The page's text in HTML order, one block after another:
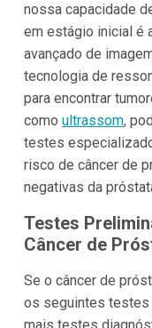
nossa capacidade
em estágio inicial é
avançado de
tecnologia de
para encontrar
como ultrassom,
testes
risco de câncer de
negativas da
Testes
Câncer de
Se o câncer de
os seguintes testes